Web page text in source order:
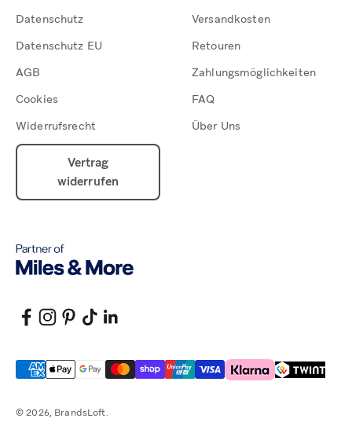
Datenschutz
Datenschutz EU
AGB
Cookies
Widerrufsrecht
Vertrag
widerrufen
Versandkosten
Retouren
Zahlungsmöglichkeiten
FAQ
Über Uns
© 2026, BrandsLoft.